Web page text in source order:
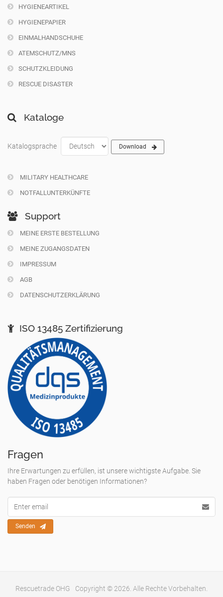
HYGIENEARTIKEL
HYGIENEPAPIER
EINMALHANDSCHUHE
ATEMSCHUTZ/MNS
SCHUTZKLEIDUNG
RESCUE DISASTER
Kataloge
Katalogsprache Download
MILITARY HEALTHCARE
NOTFALLUNTERKÜNFTE
Support
MEINE ERSTE BESTELLUNG
MEINE ZUGANGSDATEN
IMPRESSUM
AGB
DATENSCHUTZERKLÄRUNG
ISO 13485 Zertifizierung
Fragen
Ihre Erwartungen zu erfüllen, ist unsere wichtigste Aufgabe. Sie
haben Fragen oder benötigen Informationen?
Adresse
Senden
Rescuetrade OHG Copyright © 2026. Alle Rechte Vorbehalten.